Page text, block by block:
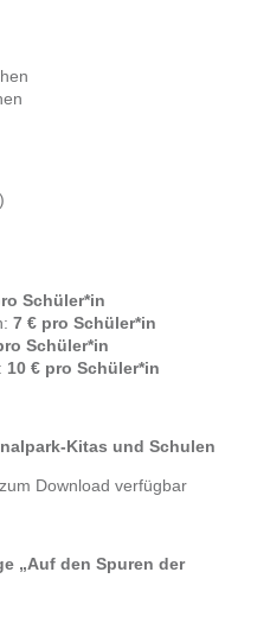
Schüler*in
7 € pro Schüler*in
Schüler*in
10 € pro Schüler*in
Kitas und Schulen
Download verfügbar
„Auf den Spuren der